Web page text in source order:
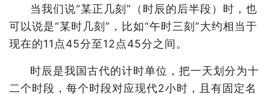
当我们说“某正几刻”（时辰的后半段）时，也
可以说是“某时几刻”，比如“午时三刻”大约相当于
现在的11点45分至12点45分之间。
时辰是我国古代的计时单位，把一天划分为十
二个时段，每个时段对应现代2小时，且有固定名